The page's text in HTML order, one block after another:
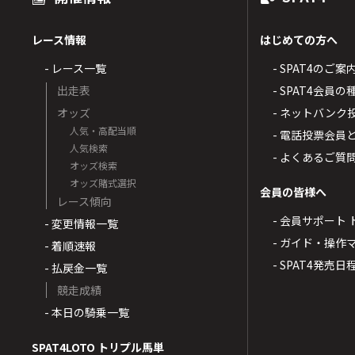
レース情報
- レース一覧
出走表
オッズ
人気・高配当順
人気検索
オッズ検索
オッズ賭式選択
レース傾向
- 変更情報一覧
- 着順速報
- 払戻金一覧
競走成績
- 本日の騎乗一覧
SPAT4LOTO トリプル馬単
はじめての方へ
- SPAT4のご案
- SPAT4会員の
- ネットバンク
- 電話投票会員
- よくあるご質
会員の皆様へ
- 会員サポート
- ガイド・操作
- SPAT4発売日